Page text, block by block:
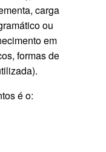
carga
ou
em
formas de
é o: